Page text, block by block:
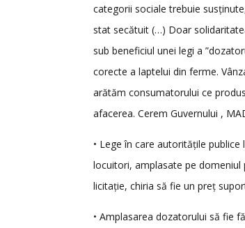
categorii sociale trebuie
stat secătuit (…) Doar
sub beneficiul unei legi a
corecte a laptelui din ferme.
arătăm consumatorului ce
afacerea. Cerem Guvernului ,
• Lege în care autoritățile
locuitori, amplasate pe
licitație, chiria să fie un preț
• Amplasarea dozatorului să fie